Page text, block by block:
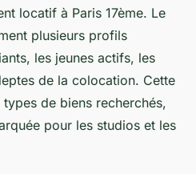
locatif à Paris 17ème. Le
plusieurs profils
les jeunes actifs, les
de la colocation. Cette
de biens recherchés,
pour les studios et les